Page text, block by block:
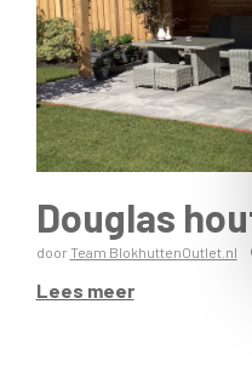
Douglas
door Team BlokhuttenOutlet.nl
Lees meer